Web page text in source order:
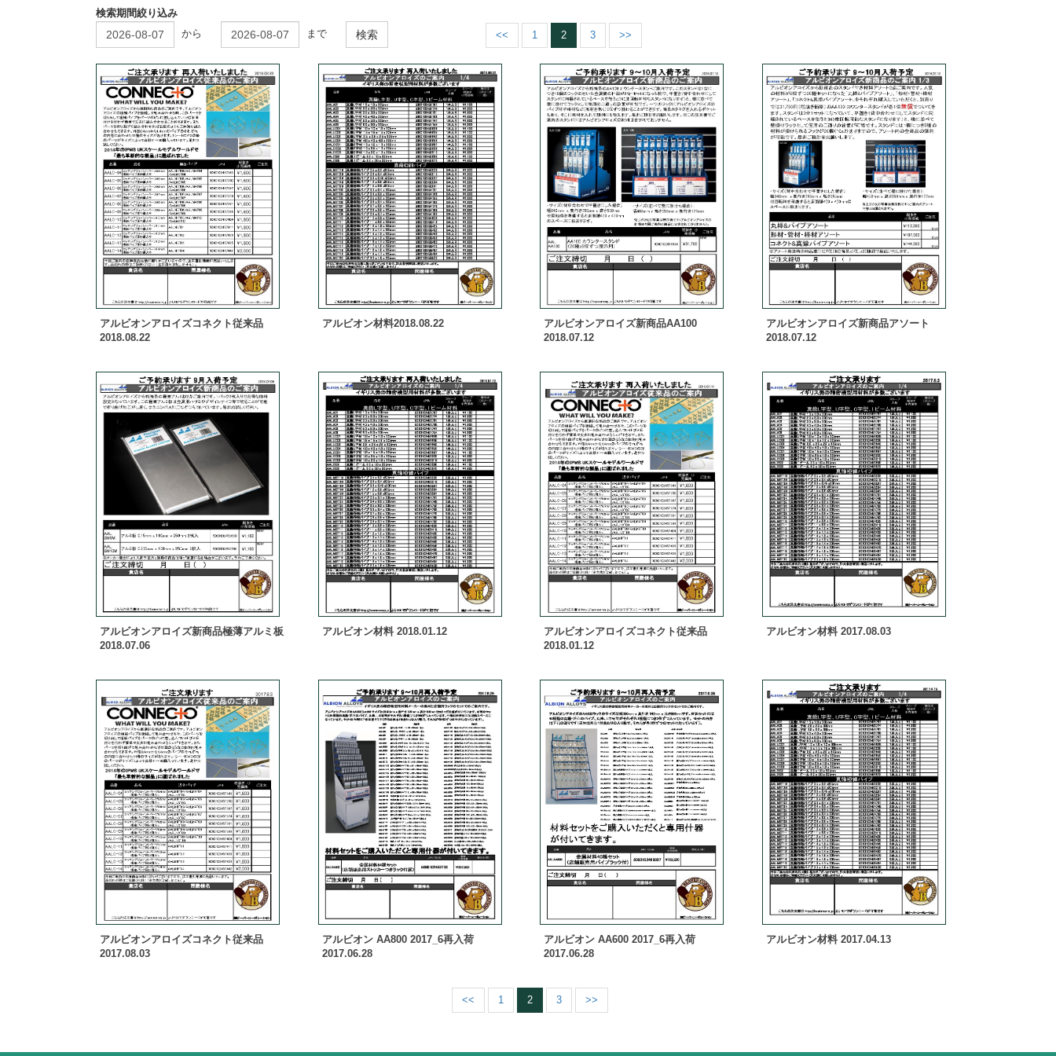
検索期間絞り込み
から
まで 検索 << 1 2 3 >>
アルビオンアロイズコネクト従来品
2018.08.22
アルビオン材料2018.08.22
アルビオンアロイズ新商品AA100
2018.07.12
アルビオンアロイズ新商品アソート
2018.07.12
アルビオンアロイズ新商品極薄アルミ板
2018.07.06
アルビオン材料 2018.01.12
アルビオンアロイズコネクト従来品
2018.01.12
アルビオン材料 2017.08.03
アルビオンアロイズコネクト従来品
2017.08.03
アルビオン AA800 2017_6再入荷
2017.06.28
アルビオン AA600 2017_6再入荷
2017.06.28
アルビオン材料 2017.04.13
<< 1 2 3 >>